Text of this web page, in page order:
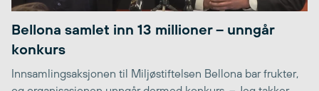
Bellona samlet inn 13 millioner – unngår
konkurs
Innsamlingsaksjonen til Miljøstiftelsen Bellona bar frukter,